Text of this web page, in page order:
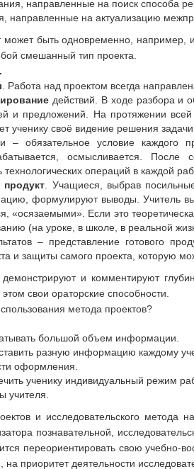
направленные на поиск способа
направленные на актуализацию
быть одновременно, например,
смешанный тип проекта.
. Работа над проектом всегда
действий. В ходе разбора и
и предложений. На протяжении
ученику своё видение решения
– обязательное условие каждого
осмысливается. После
технологических операций в каждой
продукт . Учащиеся, выбрав
формулируют выводы. Учитель
«осязаемыми». Если это
(на уроке, в школе, в реальной
– представление готового
и защиты самого проекта, которую
и комментируют
свои ораторские способности.
метода проектов?
большой объем информации.
разную информацию каждому
оформления.
ученику индивидуальный режим
учителя.
и исследовательского метода
познавательной,
переориентировать свою учебно-
приоритет деятельности